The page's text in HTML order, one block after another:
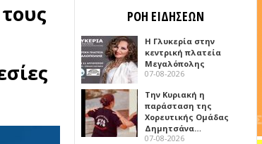
ΡΟΗ ΕΙΔΗΣΕΩΝ
Η Γλυκερία στην
κεντρική πλατεία
Μεγαλόπολης
07-08-2026
Την Κυριακή η
παράσταση της
Χορευτικής Ομάδας
Δημητσάνα…
07-08-2026